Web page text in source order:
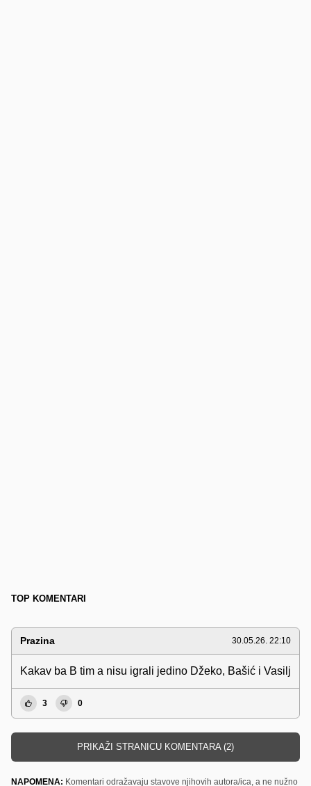
TOP KOMENTARI
Prazina 30.05.26. 22:10
Kakav ba B tim a nisu igrali jedino Džeko, Bašić i Vasilj
3 0
PRIKAŽI STRANICU KOMENTARA (2)
NAPOMENA: Komentari odražavaju stavove njihovih autora/ica, a ne nužno